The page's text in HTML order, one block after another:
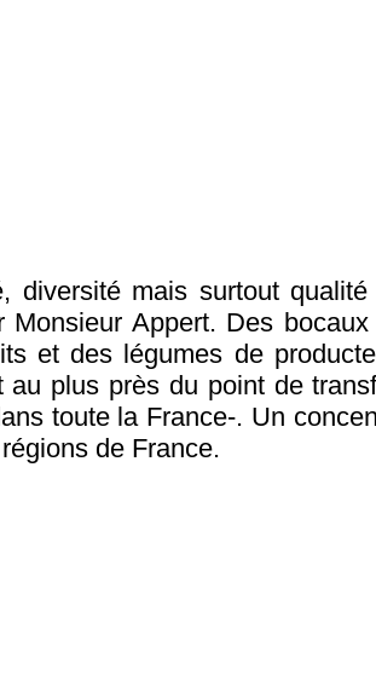
diversité mais surtout
Monsieur Appert. Des
et des légumes de
au plus près du point de
toute la France-. Un
de France.